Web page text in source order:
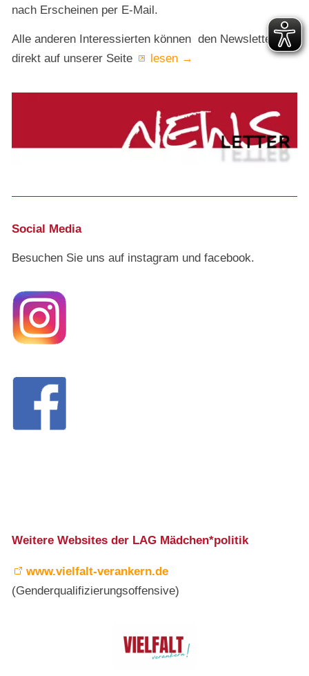
nach Erscheinen per E-Mail.
Alle anderen Interessierten können den Newsletter
direkt auf unserer Seite
lesen →
Social Media
Besuchen Sie uns auf instagram und facebook.
Weitere Websites der LAG Mädchen*politik
www.vielfalt-verankern.de
(Genderqualifizierungsoffensive)